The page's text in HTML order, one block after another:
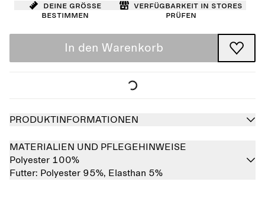
Deine Größe
bestimmen
Verfügbarkeit in Stores
prüfen
In den Warenkorb
PRODUKTINFORMATIONEN
MATERIALIEN UND PFLEGEHINWEISE
Polyester 100%
Futter: Polyester 95%, Elasthan 5%